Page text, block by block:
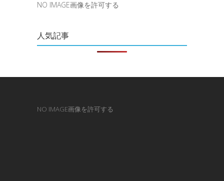
NO IMAGE画像を許可する
人気記事
NO IMAGE画像を許可する